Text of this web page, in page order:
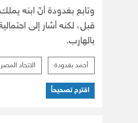
وتابع بغدودة أنّ ابنه
قبل، لكنه أشار إلى
بالهارب.
أحمد بغدودة الاتحاد
اقترح تصحيحاً